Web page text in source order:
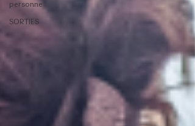
personne
SORTIES